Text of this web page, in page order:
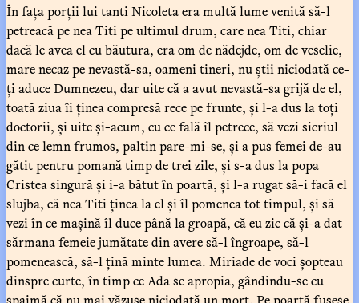
În fața porții lui tanti Nicoleta era multă lume venită să-l
petreacă pe nea Titi pe ultimul drum, care nea Titi, chiar
dacă le avea el cu băutura, era om de nădejde, om de veselie,
mare necaz pe nevastă-sa, oameni tineri, nu știi niciodată ce-
ți aduce Dumnezeu, dar uite că a avut nevastă-sa grijă de el,
toată ziua îi ținea compresă rece pe frunte, și l-a dus la toți
doctorii, și uite și-acum, cu ce fală îl petrece, să vezi sicriul
din ce lemn frumos, paltin pare-mi-se, și a pus femei de-au
gătit pentru pomană timp de trei zile, și s-a dus la popa
Cristea singură și i-a bătut în poartă, și l-a rugat să-i facă el
slujba, că nea Titi ținea la el și îl pomenea tot timpul, și să
vezi în ce mașină îl duce până la groapă, că eu zic că și-a dat
sărmana femeie jumătate din avere să-l îngroape, să-l
pomenească, să-l țină minte lumea. Miriade de voci șopteau
dinspre curte, în timp ce Ada se apropia, gândindu-se cu